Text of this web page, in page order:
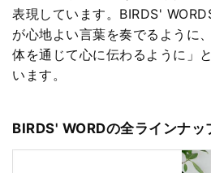
表現しています。BIRDS'
が心地よい言葉を奏でるように
体を通じて心に伝わるように」
います。
BIRDS' WORDの全ラインナッ